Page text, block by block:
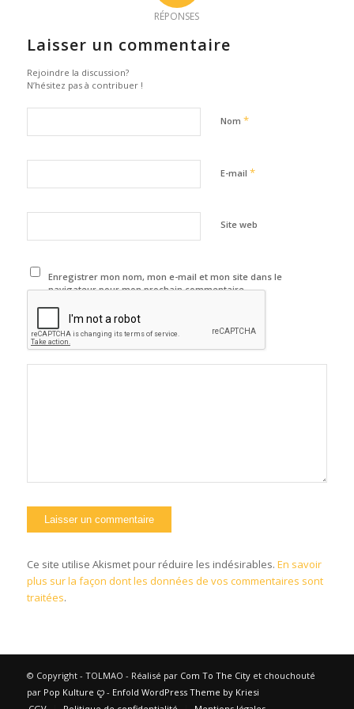
RÉPONSES
Laisser un commentaire
Rejoindre la discussion?
N’hésitez pas à contribuer !
Nom *
E-mail *
Site web
Enregistrer mon nom, mon e-mail et mon site dans le
navigateur pour mon prochain commentaire.
Ce site utilise Akismet pour réduire les indésirables. En savoir
plus sur la façon dont les données de vos commentaires sont
traitées.
© Copyright - TOLMAO - Réalisé par Com To The City et chouchouté
par Pop Kulture ꨄ︎ - Enfold WordPress Theme by Kriesi